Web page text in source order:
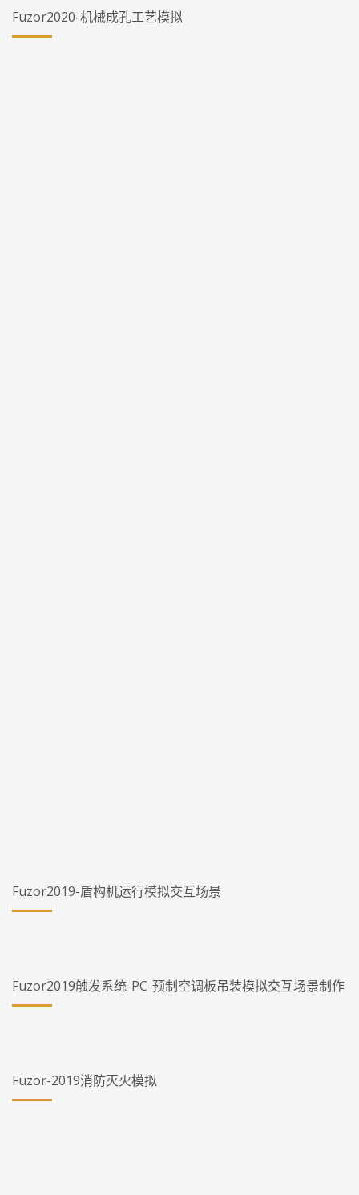
Fuzor2020-机械成孔工艺模拟
Fuzor2019-盾构机运行模拟交互场景
Fuzor2019触发系统-PC-预制空调板吊装模拟交互场景制作
Fuzor-2019消防灭火模拟